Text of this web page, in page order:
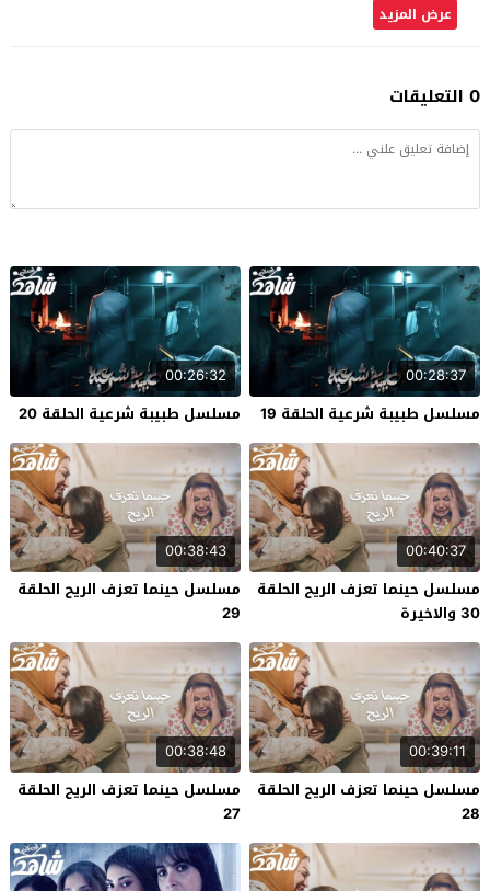
عرض المزيد
0 التعليقات
00:28:37
مسلسل طبيبة شرعية الحلقة 19
00:26:32
مسلسل طبيبة شرعية الحلقة 20
00:40:37
مسلسل حينما تعزف الريح الحلقة
30 والاخيرة
00:38:43
مسلسل حينما تعزف الريح الحلقة
29
00:39:11
مسلسل حينما تعزف الريح الحلقة
28
00:38:48
مسلسل حينما تعزف الريح الحلقة
27